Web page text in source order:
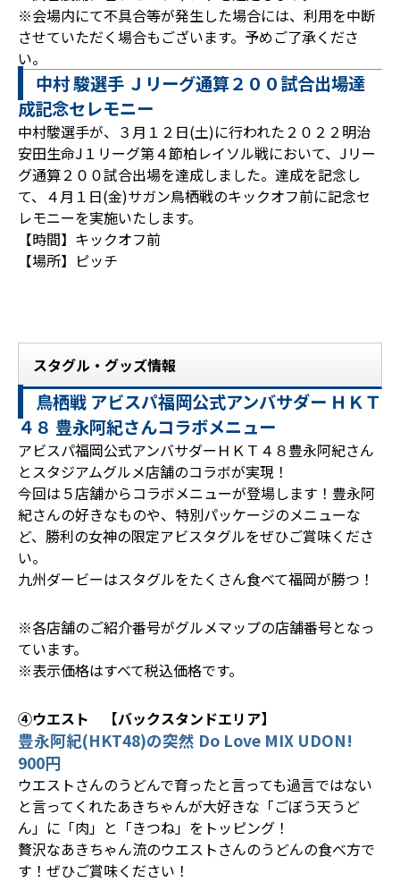
※会場内にて不具合等が発生した場合には、利用を中断
させていただく場合もございます。予めご了承くださ
い。
中村 駿選手 Ｊリーグ通算２００試合出場達
成記念セレモニー
中村駿選手が、３月１２日(土)に行われた２０２２明治
安田生命J１リーグ第４節柏レイソル戦において、Jリー
グ通算２００試合出場を達成しました。達成を記念し
て、４月１日(金)サガン鳥栖戦のキックオフ前に記念セ
レモニーを実施いたします。
【時間】キックオフ前
【場所】ピッチ
スタグル・グッズ情報
鳥栖戦 アビスパ福岡公式アンバサダー ＨＫＴ
４８ 豊永阿紀さんコラボメニュー
アビスパ福岡公式アンバサダーＨＫＴ４８豊永阿紀さん
とスタジアムグルメ店舗のコラボが実現！
今回は５店舗からコラボメニューが登場します！豊永阿
紀さんの好きなものや、特別パッケージのメニューな
ど、勝利の女神の限定アビスタグルをぜひご賞味くださ
い。
九州ダービーはスタグルをたくさん食べて福岡が勝つ！
※各店舗のご紹介番号がグルメマップの店舗番号となっ
ています。
※表示価格はすべて税込価格です。
④ウエスト 【バックスタンドエリア】
豊永阿紀(HKT48)の突然 Do Love MIX UDON!
900円
ウエストさんのうどんで育ったと言っても過言ではない
と言ってくれたあきちゃんが大好きな「ごぼう天うど
ん」に「肉」と「きつね」をトッピング！
贅沢なあきちゃん流のウエストさんのうどんの食べ方で
す！ぜひご賞味ください！